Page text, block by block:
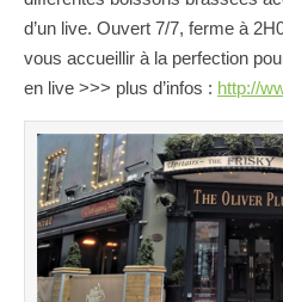
d’un live. Ouvert 7/7, ferme à
vous accueillir à la perfection
en live >>> plus d’infos : http://